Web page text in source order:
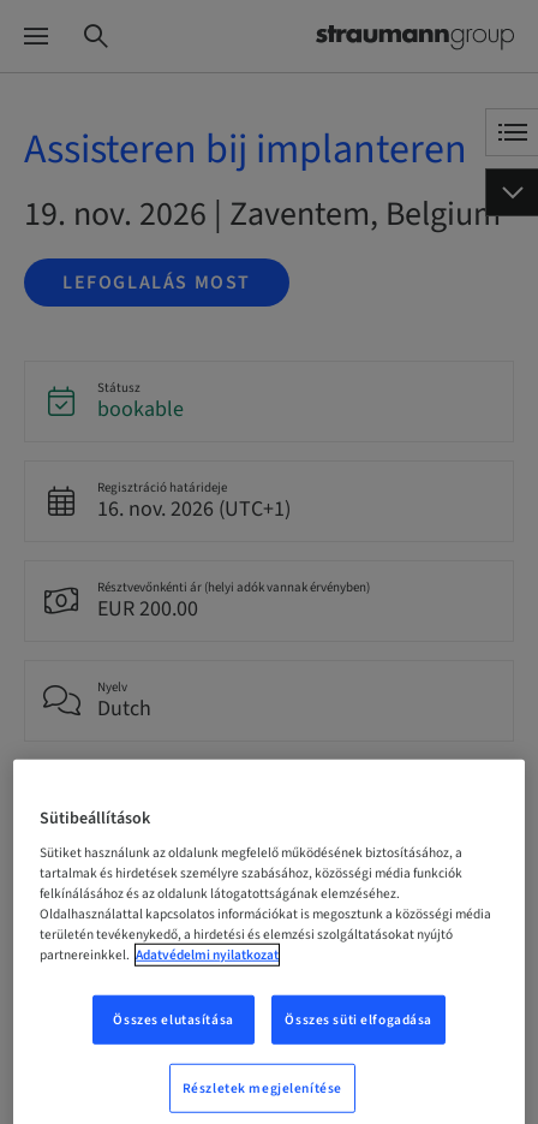
Assisteren bij implanteren
19. nov. 2026 | Zaventem, Belgium
LEFOGLALÁS MOST
Státusz
bookable
Regisztráció határideje
16. nov. 2026 (UTC+1)
Résztvevőnkénti ár (helyi adók vannak érvényben)
EUR 200.00
Nyelv
Dutch
0.00 Pontok
Kézbesítési mód
Theoretical
National
Rendelkezésre álló helyek
1 rendelkezésre áll
Sütibeállítások
Sütiket használunk az oldalunk megfelelő működésének biztosításához, a
tartalmak és hirdetések személyre szabásához, közösségi média funkciók
felkínálásához és az oldalunk látogatottságának elemzéséhez.
Oldalhasználattal kapcsolatos információkat is megosztunk a közösségi média
területén tevékenykedő, a hirdetési és elemzési szolgáltatásokat nyújtó
partnereinkkel. Adatvédelmi nyilatkozat
Összes elutasítása Összes süti elfogadása
Részletek megjelenítése